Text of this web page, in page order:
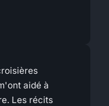
aidé à
Les récits